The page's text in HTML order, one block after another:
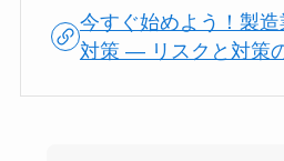
今すぐ始めよう！製
対策 ― リスクと対策